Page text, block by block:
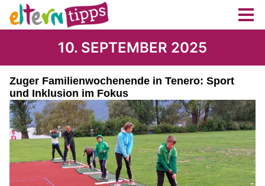
10. SEPTEMBER 2025
Zuger Familienwochenende in Tenero: Sport
und Inklusion im Fokus